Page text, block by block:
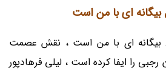
بیگانه ای با من است
بیگانه ای با من است ، نقش عصمت
را ایفا کرده است ، لیلی فرهادپور